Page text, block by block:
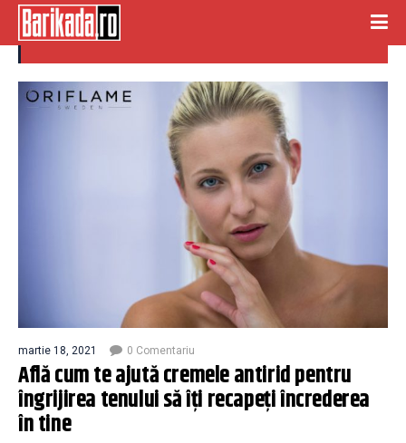
creme
martie 18, 2021 0 Comentariu
Află cum te ajută cremele antirid pentru
îngrijirea tenului să îți recapeți încrederea
în tine